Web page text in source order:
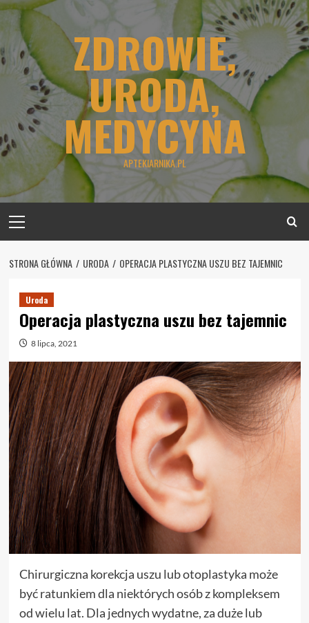
Skip
content
ZDROWIE,
URODA,
MEDYCYNA
APTEKIARNIKA.PL
Menu
STRONA GŁÓWNA URODA OPERACJA PLASTYCZNA USZU BEZ TAJEMNIC
Uroda
Operacja plastyczna uszu bez tajemnic
8 lipca, 2021
Chirurgiczna korekcja uszu lub otoplastyka może
być ratunkiem dla niektórych osób z kompleksem
od wielu lat. Dla jednych wydatne, za duże lub